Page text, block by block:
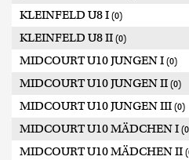
KLEINFELD U8 I (0)
KLEINFELD U8 II (0)
MIDCOURT U10 JUNGEN I (0)
MIDCOURT U10 JUNGEN II (0)
MIDCOURT U10 JUNGEN III (0)
MIDCOURT U10 MÄDCHEN I
MIDCOURT U10 MÄDCHEN II